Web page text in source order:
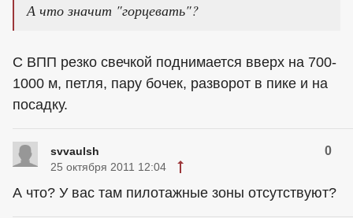
А что значит "горцевать"?
С ВПП резко свечкой поднимается вверх на 700-
1000 м, петля, пару бочек, разворот в пике и на
посадку.
svvaulsh 0
25 октября 2011 12:04
А что? У вас там пилотажные зоны отсутствуют?